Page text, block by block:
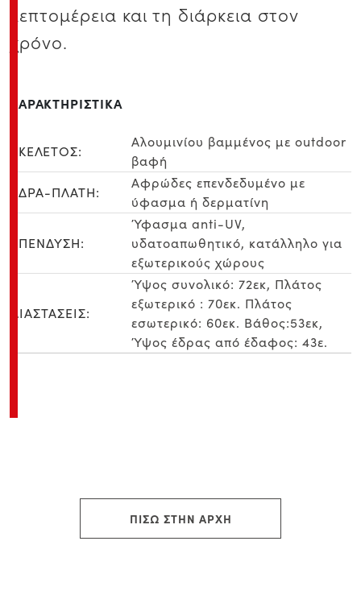
λεπτομέρεια και τη διάρκεια στον
χρόνο.
ΧΑΡΑΚΤΗΡΙΣΤΙΚΑ
ΣΚΕΛΕΤΟΣ:
Αλουμινίου βαμμένος με outdoor
βαφή
ΕΔΡΑ-ΠΛΑΤΗ:
Αφρώδες επενδεδυμένο με
ύφασμα ή δερματίνη
ΕΠΕΝΔΥΣΗ:
Ύφασμα anti-UV,
υδατοαπωθητικό, κατάλληλο για
εξωτερικούς χώρους
ΔΙΑΣΤΑΣΕΙΣ:
Ύψος συνολικό: 72εκ, Πλάτος
εξωτερικό : 70εκ. Πλάτος
εσωτερικό: 60εκ. Βάθος:53εκ,
Ύψος έδρας από έδαφος: 43ε.
ΠΙΣΩ ΣΤΗΝ ΑΡΧΗ